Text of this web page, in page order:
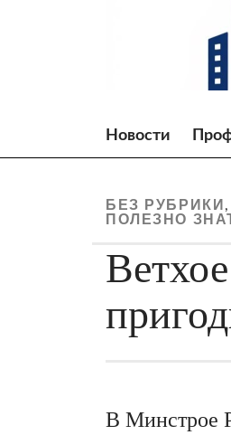
Новости
БЕЗ РУБРИКИ
ПОЛЕЗНО
В Минстрое